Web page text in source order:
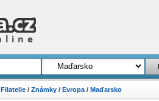
Filatelie/ Známky/ Evropa/ Maďarsko